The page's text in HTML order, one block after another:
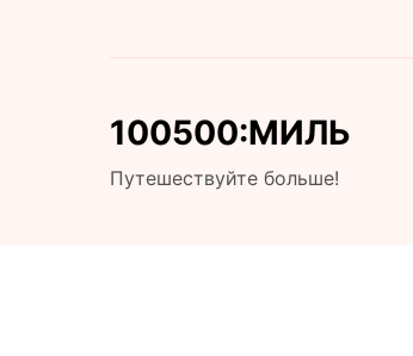
100500:МИЛЬ
Путешествуйте больше!